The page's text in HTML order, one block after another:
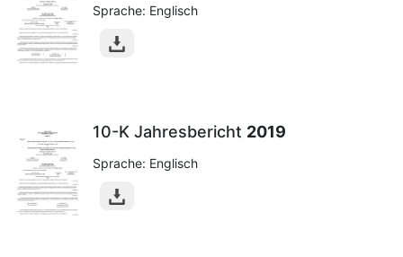
Sprache: Englisch
10-K Jahresbericht 2019
Sprache: Englisch